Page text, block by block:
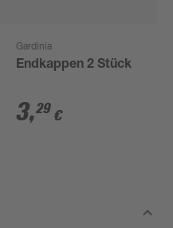
Gardinia
Endkappen 2 Stück
3,29 €